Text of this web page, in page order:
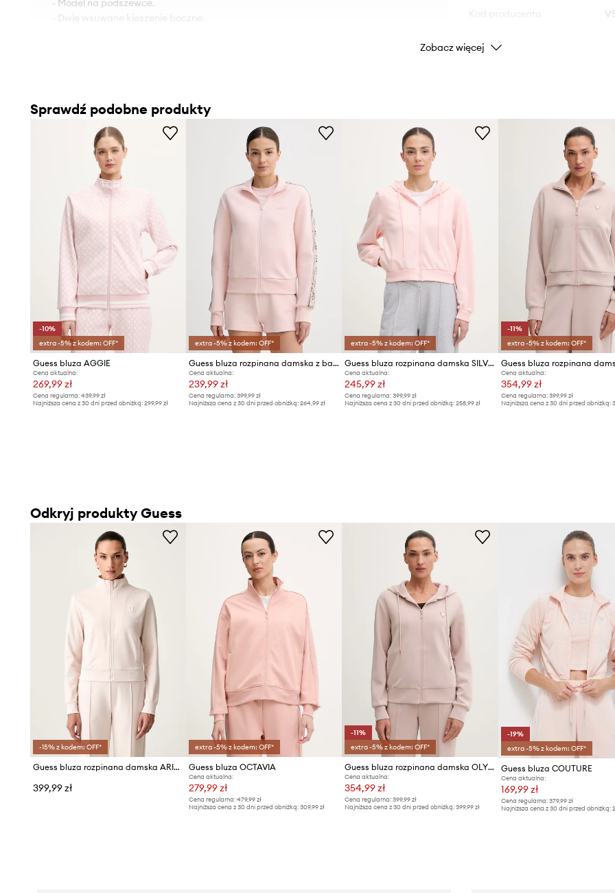
- Model na podszewce.
- Dwie wsuwane kieszenie boczne.
Kolor
Producent
Zobacz więcej
Sprawdź podobne produkty
-10%
extra -5% z kodem: OFF*
Guess bluza AGGIE
Cena aktualna:
269,99 zł
Cena regularna: 439,99 zł
Najniższa cena z 30 dni przed obniżką: 299,99 zł
extra -5% z kodem: OFF*
Guess bluza rozpinana damska z bawełną BRITNEY
Cena aktualna:
239,99 zł
Cena regularna:399,99 zł
Najniższa cena z 30 dni przed obniżką:264,99 zł
extra -5% z kodem: OFF*
Guess bluza rozpinana damska SILVY
Cena aktualna:
245,99 zł
Cena regularna: 399,99 zł
Najniższa cena z 30 dni przed obniżką: 258,99 zł
-11%
extra -5% z kodem: OFF*
Cena aktualna:
354,99 zł
Cena regularna: 399,99 zł
Najniższa cena z 30 dni przed obniżką:
Odkryj produkty Guess
-15% z kodem: OFF*
Guess bluza rozpinana damska ARIEL
399,99 zł
extra -5% z kodem: OFF*
Guess bluza OCTAVIA
Cena aktualna:
279,99 zł
Cena regularna:479,99 zł
Najniższa cena z 30 dni przed obniżką:309,99 zł
-11%
extra -5% z kodem: OFF*
Guess bluza rozpinana damska OLYMPE
Cena aktualna:
354,99 zł
Cena regularna: 399,99 zł
Najniższa cena z 30 dni przed obniżką: 399,99 zł
-19%
extra -5% z kodem: OFF*
Guess bluza COUTURE
Cena aktualna:
169,99 zł
Cena regularna: 379,99 zł
Najniższa cena z 30 dni przed obniżką: